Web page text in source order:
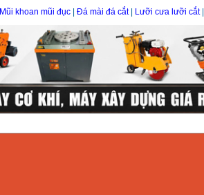
Mũi khoan mũi đục Đá mài đá cắt| Lưỡi cưa lưỡi cắt